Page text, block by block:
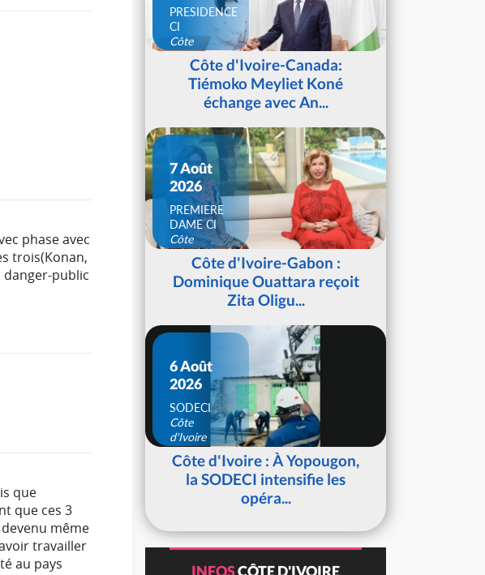
phase avec
trois(Konan,
danger-public
que
que ces 3
même
travailler
au pays
PRESIDENCE
CI
Côte
d'IvoireCôte d'Ivoire-Canada:
Tiémoko Meyliet Koné
échange avec An...
7 Août
2026
PREMIERE
DAME CI
Côte
d'IvoireCôte d'Ivoire-Gabon :
Dominique Ouattara reçoit
Zita Oligu...
6 Août
2026
SODECI
Côte
d'Ivoire
Côte d'Ivoire : À Yopougon,
la SODECI intensifie les
opéra...
INFOSCÔTE D'IVOIRE